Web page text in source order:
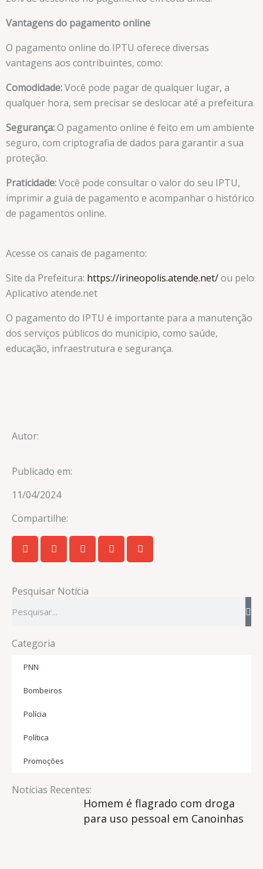
Vantagens do pagamento online
O pagamento online do IPTU oferece diversas
vantagens aos contribuintes, como:
Comodidade:Você pode pagar de qualquer lugar, a
qualquer hora, sem precisar se deslocar até a prefeitura.
Segurança:O pagamento online é feito em um ambiente
seguro, com criptografia de dados para garantir a sua
proteção.
Praticidade:Você pode consultar o valor do seu IPTU,
imprimir a guia de pagamento e acompanhar o histórico
de pagamentos online.
Acesse os canais de pagamento:
Site da Prefeitura: https://irineopolis.atende.net/ou pelo
Aplicativo atende.net
O pagamento do IPTU é importante para a manutenção
dos serviços públicos do município, como saúde,
educação, infraestrutura e segurança.
Autor:
Publicado em:
11/04/2024
Compartilhe:
Pesquisar Notícia
Categoria
PNN
Bombeiros
Polícia
Política
Promoções
Notícias Recentes:
Homem é flagrado com droga
para uso pessoal em Canoinhas